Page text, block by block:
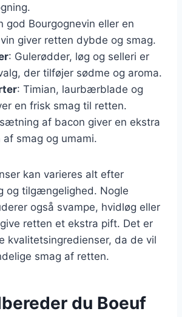
god Bourgognevin eller en
giver retten dybde og smag.
: Gulerødder, løg og selleri er
der tilføjer sødme og aroma.
: Timian, laurbærblade og
en frisk smag til retten.
af bacon giver en ekstra
af smag og umami.
kan varieres alt efter
og tilgængelighed. Nogle
også svampe, hvidløg eller
retten et ekstra pift. Det er
kvalitetsingredienser, da de vil
smag af retten.
du Boeuf